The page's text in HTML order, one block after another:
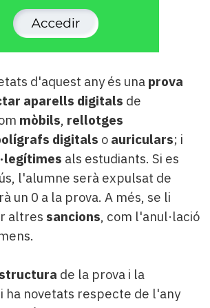
d'aquest any és una prova
aparells digitals de
mòbils, rellotges
digitals o auriculars; i
als estudiants. Si es
l'alumne serà expulsat de
un 0 a la prova. A més, se li
altres sancions, com l'anul·lació
de la prova i la
ha novetats respecte de l'any